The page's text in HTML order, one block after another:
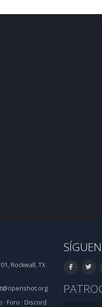
Rockwall, TX
· Foro · Discord